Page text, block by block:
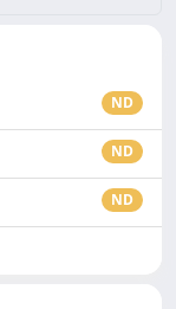
ND
ND
ND